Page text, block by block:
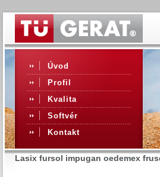
Úvod
Profil
Kvalita
Softvér
Kontakt
Lasix fursol impugan oedemex